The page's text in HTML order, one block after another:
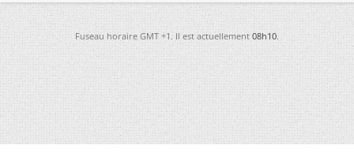
Fuseau horaire GMT +1. Il est actuellement08h10.